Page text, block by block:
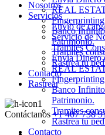
REAL
Banco
Patrimonio.
Tramites
Rastrea tu
Contacto
Rastrear
Contáctanos +1 407 738
Nosotros
Servicios
Envio de
Servicio de
Trámites
Envía Dinero
REAL
Banco
Patrimonio.
Tramites
Rastrea tu
Contacto